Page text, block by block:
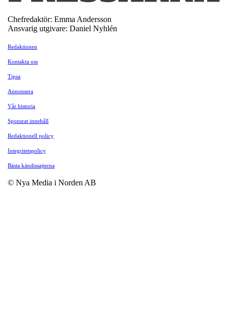
Chefredaktör: Emma Andersson
Ansvarig utgivare: Daniel Nyhlén
Redaktionen
Kontakta oss
Tipsa
Annonsera
Vår historia
Sponsrat innehåll
Redaktionell policy
Integritetspolicy
Bästa kändissajterna
© Nya Media i Norden AB